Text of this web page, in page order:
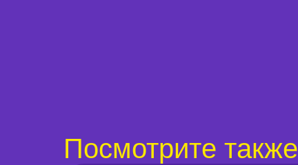
Посмотрите также